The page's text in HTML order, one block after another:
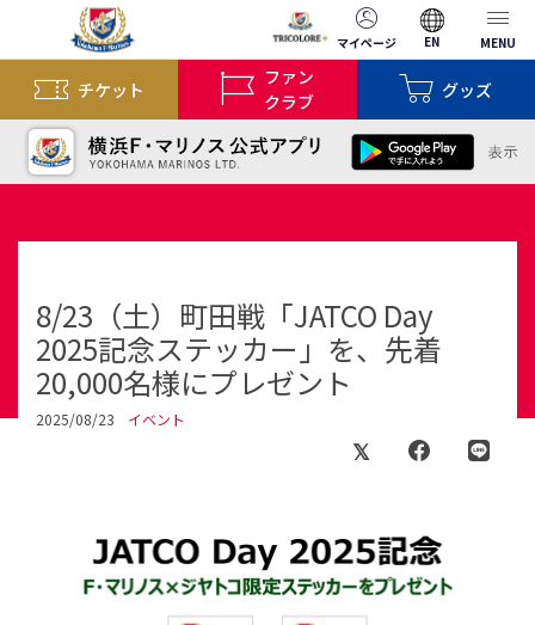
マイページ EN MENU
チケット
ファン
クラブ
グッズ
8/23（土）町田戦「JATCO Day
2025記念ステッカー」を、先着
20,000名様にプレゼント
2025/08/23 イベント